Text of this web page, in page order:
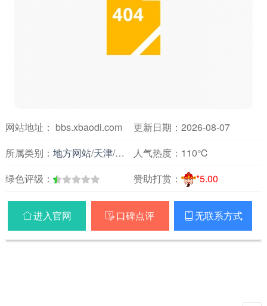
网站地址： bbs.xbaodi.com
更新日期：2026-08-07
所属类别： 地方网站/天津/论坛 人气热度： 110℃
绿色评级：
赞助打赏： *5.00
进入官网  口碑点评  无联系方式